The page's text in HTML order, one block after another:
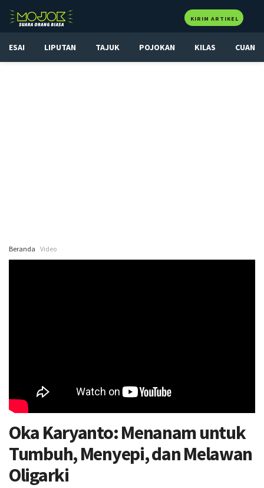
KIRIM ARTIKEL
ESAI LIPUTAN TAJUK POJOKAN KILAS CUAN
Beranda Video
Oka Karyanto: Menanam untuk
Tumbuh, Menyepi, dan Melawan
Oligarki